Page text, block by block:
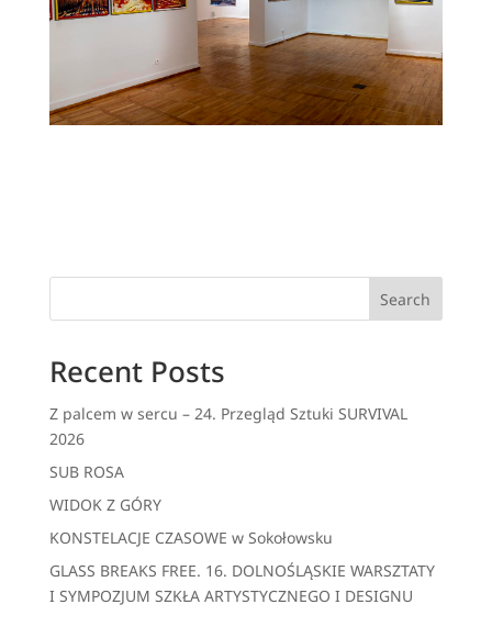
Search
Recent Posts
Z palcem w sercu – 24. Przegląd Sztuki SURVIVAL
2026
SUB ROSA
WIDOK Z GÓRY
KONSTELACJE CZASOWE w Sokołowsku
GLASS BREAKS FREE. 16. DOLNOŚLĄSKIE WARSZTATY
I SYMPOZJUM SZKŁA ARTYSTYCZNEGO I DESIGNU